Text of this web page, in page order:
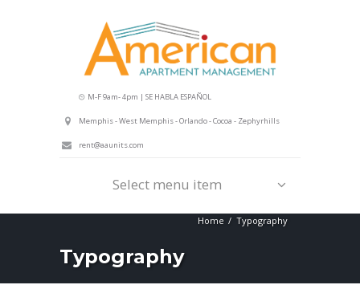
M-F 9am- 4pm | SE HABLA ESPAÑOL
Memphis - West Memphis - Orlando - Cocoa - Zephyrhills
rent@aaunits.com
Select menu item
Typography
Home Typography